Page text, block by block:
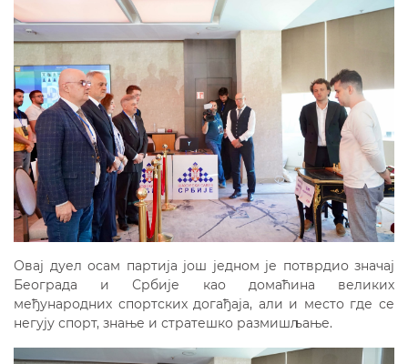
Овај дуел осам партија још једном је потврдио значај
Београда и Србије као домаћина великих
међународних спортских догађаја, али и место где се
негују спорт, знање и стратешко размишљање.